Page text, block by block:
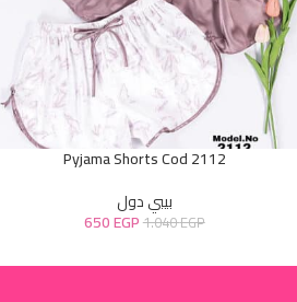
Pyjama Shorts Cod 2112
بيبي دول
1.040EGP
650EGP